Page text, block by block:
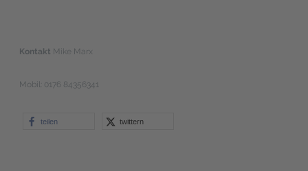
Kontakt Mike Marx
Mobil: 0176 84356341
teilen twittern